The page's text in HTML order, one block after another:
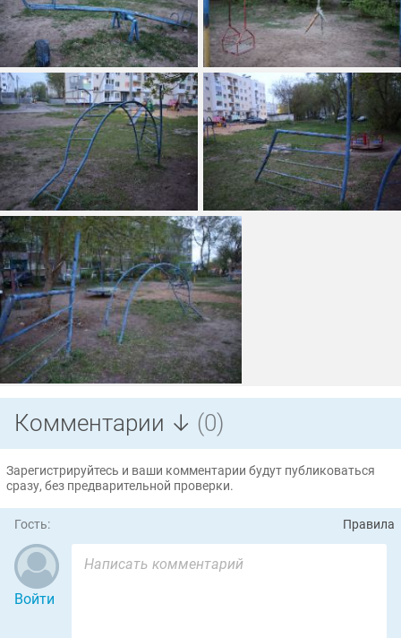
Комментарии ↓ (0)
Зарегистрируйтесь и ваши комментарии будут публиковаться
сразу, без предварительной проверки.
Гость: Правила
Войти